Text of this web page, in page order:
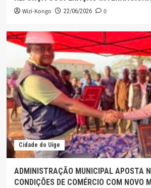
Wizi-Kongo 22/06/2026 0
Cidade do Uíge
ADMINISTRAÇÃO MUNICIPAL APOSTA
CONDIÇÕES DE COMÉRCIO COM NOVO